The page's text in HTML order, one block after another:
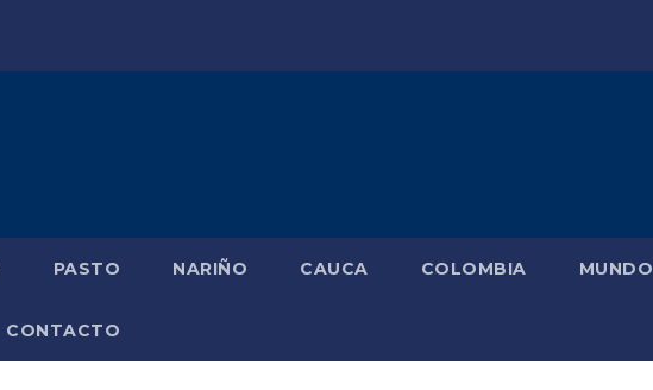
PASTO NARIÑO CAUCA COLOMBIA MUNDO
CONTACTO